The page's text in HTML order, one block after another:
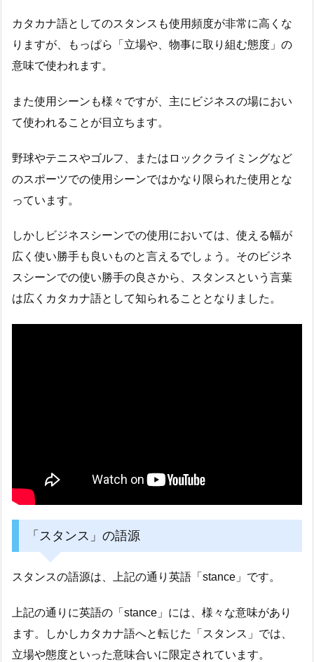
カタカナ語としてのスタンスも使用頻度が非常に高くな
りますが、もっぱら「立場や、物事に取り組む態度」の
意味で使われます。
また使用シーンも様々ですが、主にビジネスの場におい
て使われることが目立ちます。
野球やテニスやゴルフ、またはロッククライミングなど
のスポーツでの使用シーンではかなり限られた使用とな
っています。
しかしビジネスシーンでの使用においては、使える幅が
広く使い勝手も良いものと言えるでしょう。そのビジネ
スシーンでの使い勝手の良さから、スタンスという言葉
は広くカタカナ語として知られることとなりました。
「スタンス」の語源
スタンスの語源は、上記の通り英語「stance」です。
上記の通りに英語の「stance」には、様々な意味があり
ます。しかしカタカナ語へと転じた「スタンス」では、
立場や態度といった意味合いに限定されています。